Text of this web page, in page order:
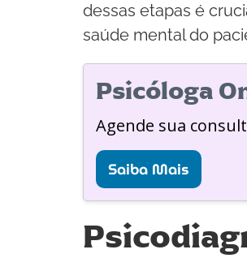
dessas etapas é
saúde mental do
Psicóloga
Agende sua
Saiba Mais